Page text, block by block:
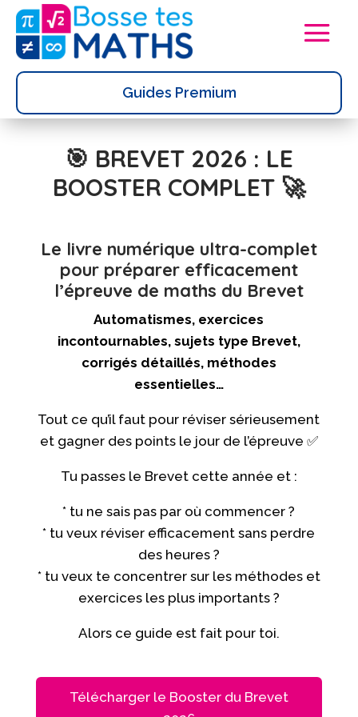
Guides Premium
🎯 BREVET 2026 : LE
BOOSTER COMPLET 🚀
Le livre numérique ultra-complet
pour préparer efficacement
l’épreuve de maths du Brevet
Automatismes, exercices
incontournables, sujets type Brevet,
corrigés détaillés, méthodes
essentielles…
Tout ce qu’il faut pour réviser sérieusement
et gagner des points le jour de l’épreuve ✅
Tu passes le Brevet cette année et :
* tu ne sais pas par où commencer ?
* tu veux réviser efficacement sans perdre
des heures ?
* tu veux te concentrer sur les méthodes et
exercices les plus importants ?
Alors ce guide est fait pour toi.
Télécharger le Booster du Brevet